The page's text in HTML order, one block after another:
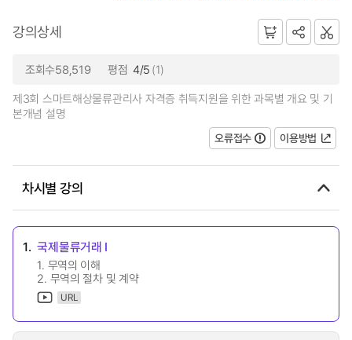
강의상세
조회수58,519 평점 4/5 (1)
제3회 스마트해상물류관리사 자격증 취득지원을 위한 과목별 개요 및 기
본개념 설명
오류접수
이용방법
차시별 강의
1. 국제물류거래 Ⅰ
1. 무역의 이해
2. 무역의 절차 및 계약
URL